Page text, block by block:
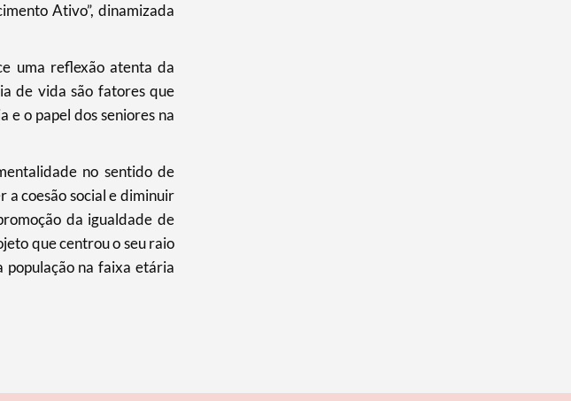
Ativo”, dinamizada
uma reflexão atenta da
de vida são fatores que
e o papel dos seniores na
no sentido de
a coesão social e diminuir
da igualdade de
que centrou o seu raio
na faixa etária